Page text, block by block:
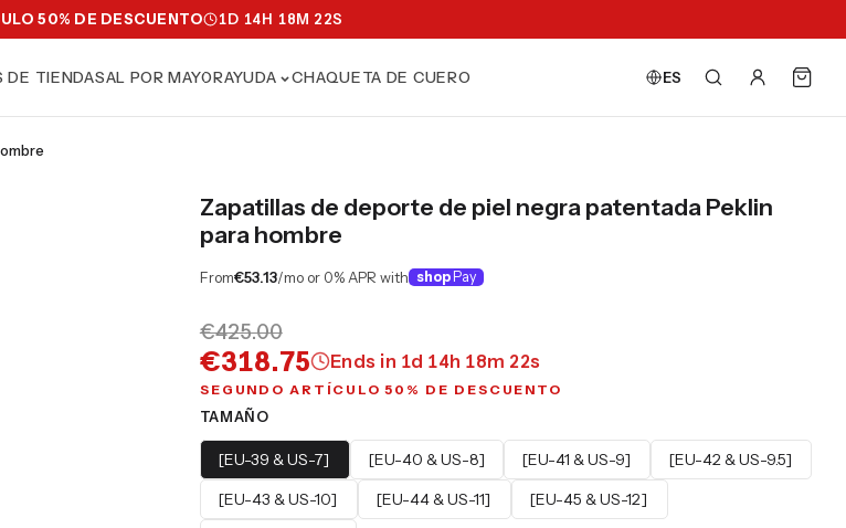
50% DE DESCUENTO 1D 14H 18M 20S
DE TIENDASAL POR MAYORAYUDA CHAQUETA DE CUERO ES
Zapatillas de deporte de piel negra patentada Peklin
para hombre
From€53.13/mo or 0% APR with shop Pay
€425.00
€318.75 Ends in 1d 14h 18m 20s
SEGUNDO ARTÍCULO 50% DE DESCUENTO
TAMAÑO
[EU-39 & US-7] [EU-40 & US-8] [EU-41 & US-9]
[EU-42 & US-9.5]
[EU-43 & US-10]
[EU-44 & US-11]
[EU-45 & US-12]